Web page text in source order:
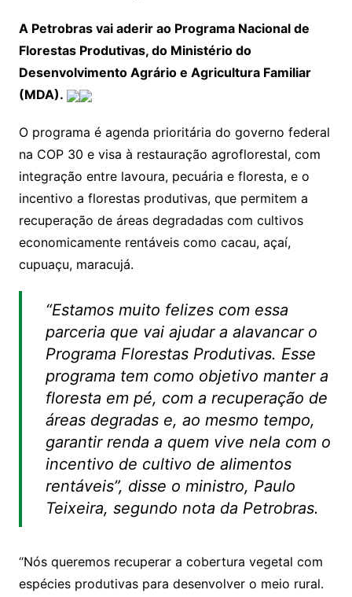
A Petrobras vai aderir ao Programa Nacional de
Florestas Produtivas, do Ministério do
Desenvolvimento Agrário e Agricultura Familiar
(MDA).
O programa é agenda prioritária do governo federal
na COP 30 e visa à restauração agroflorestal, com
integração entre lavoura, pecuária e floresta, e o
incentivo a florestas produtivas, que permitem a
recuperação de áreas degradadas com cultivos
economicamente rentáveis como cacau, açaí,
cupuaçu, maracujá.
“Estamos muito felizes com essa
parceria que vai ajudar a alavancar o
Programa Florestas Produtivas. Esse
programa tem como objetivo manter a
floresta em pé, com a recuperação de
áreas degradas e, ao mesmo tempo,
garantir renda a quem vive nela com o
incentivo de cultivo de alimentos
rentáveis”, disse o ministro, Paulo
Teixeira, segundo nota da Petrobras.
“Nós queremos recuperar a cobertura vegetal com
espécies produtivas para desenvolver o meio rural.